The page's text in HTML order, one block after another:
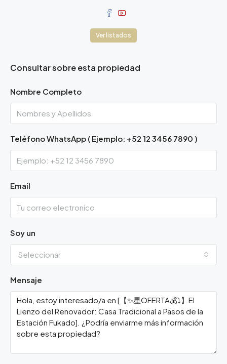
Ver listados
Consultar sobre esta propiedad
Nombre Completo
Teléfono WhatsApp ( Ejemplo: +52 12 3456 7890 )
Email
Soy un
Seleccionar
Mensaje